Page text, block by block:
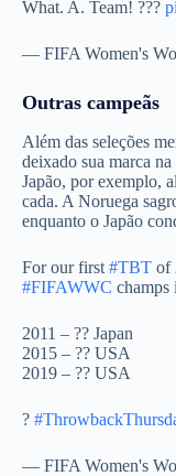
What. A. Team! ???
— FIFA Women's
Outras campeãs
Além das seleções
deixado sua marca
Japão, por exemplo,
cada. A Noruega
enquanto o Japão
For our first #TBT of
#FIFAWWC champs
2011 – ?? Japan
2015 – ?? USA
2019 – ?? USA
?
— FIFA Women's